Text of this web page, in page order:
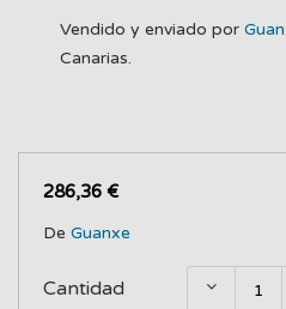
Vendido y enviado por
Canarias.
286,36 €
De Guanxe
Cantidad